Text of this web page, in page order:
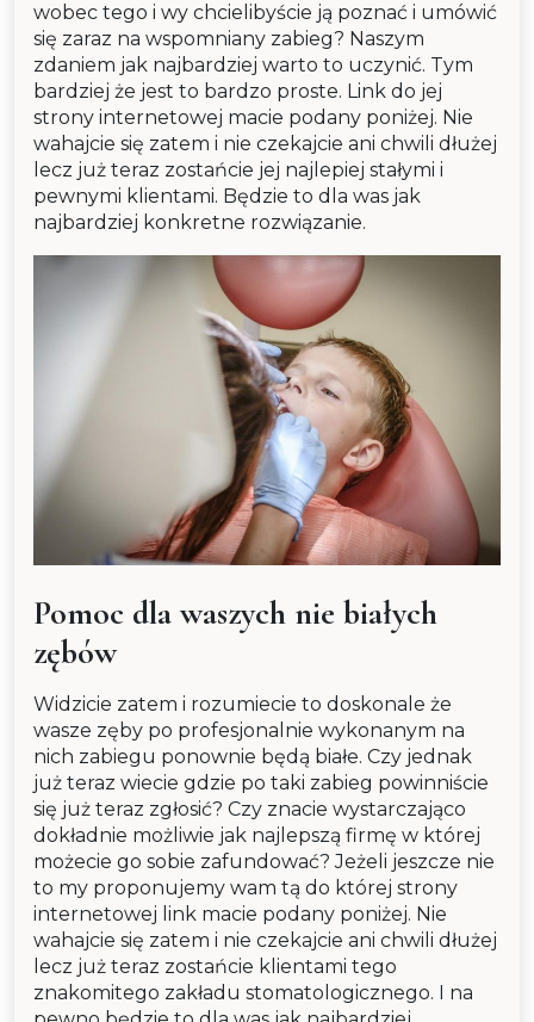
wobec tego i wy chcielibyście ją poznać i umówić
się zaraz na wspomniany zabieg? Naszym
zdaniem jak najbardziej warto to uczynić. Tym
bardziej że jest to bardzo proste. Link do jej
strony internetowej macie podany poniżej. Nie
wahajcie się zatem i nie czekajcie ani chwili dłużej
lecz już teraz zostańcie jej najlepiej stałymi i
pewnymi klientami. Będzie to dla was jak
najbardziej konkretne rozwiązanie.
Pomoc dla waszych nie białych
zębów
Widzicie zatem i rozumiecie to doskonale że
wasze zęby po profesjonalnie wykonanym na
nich zabiegu ponownie będą białe. Czy jednak
już teraz wiecie gdzie po taki zabieg powinniście
się już teraz zgłosić? Czy znacie wystarczająco
dokładnie możliwie jak najlepszą firmę w której
możecie go sobie zafundować? Jeżeli jeszcze nie
to my proponujemy wam tą do której strony
internetowej link macie podany poniżej. Nie
wahajcie się zatem i nie czekajcie ani chwili dłużej
lecz już teraz zostańcie klientami tego
znakomitego zakładu stomatologicznego. I na